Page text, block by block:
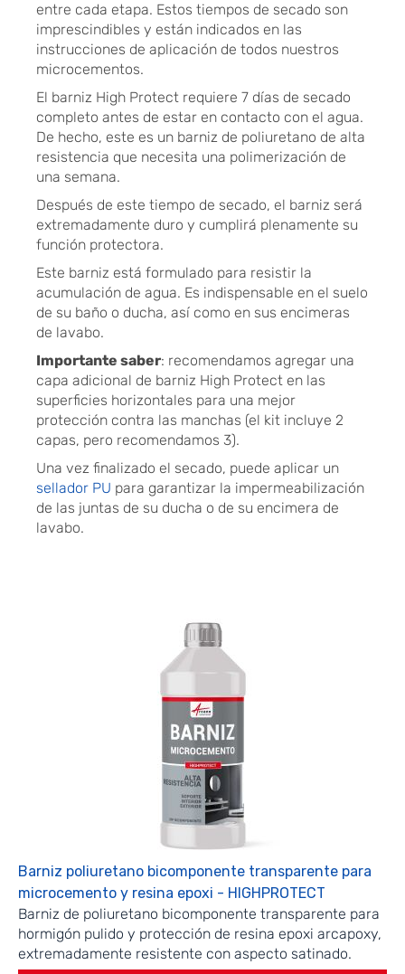
entre cada etapa. Estos tiempos de secado son
imprescindibles y están indicados en las
instrucciones de aplicación de todos nuestros
microcementos.
El barniz High Protect requiere 7 días de secado
completo antes de estar en contacto con el agua.
De hecho, este es un barniz de poliuretano de alta
resistencia que necesita una polimerización de
una semana.
Después de este tiempo de secado, el barniz será
extremadamente duro y cumplirá plenamente su
función protectora.
Este barniz está formulado para resistir la
acumulación de agua. Es indispensable en el suelo
de su baño o ducha, así como en sus encimeras
de lavabo.
Importante saber: recomendamos agregar una
capa adicional de barniz High Protect en las
superficies horizontales para una mejor
protección contra las manchas (el kit incluye 2
capas, pero recomendamos 3).
Una vez finalizado el secado, puede aplicar un
sellador PU para garantizar la impermeabilización
de las juntas de su ducha o de su encimera de
lavabo.
Barniz poliuretano bicomponente transparente para
microcemento y resina epoxi - HIGHPROTECT
Barniz de poliuretano bicomponente transparente para
hormigón pulido y protección de resina epoxi arcapoxy,
extremadamente resistente con aspecto satinado.